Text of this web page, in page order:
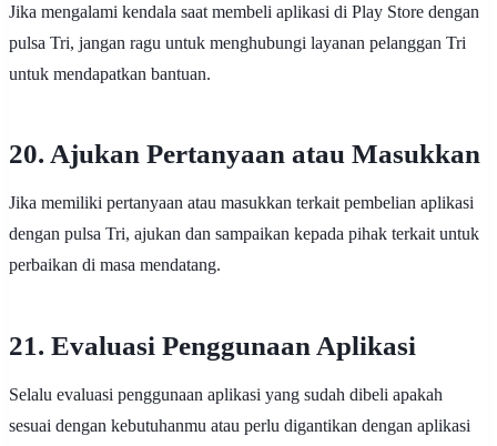
Jika mengalami kendala saat membeli aplikasi di Play Store dengan
pulsa Tri, jangan ragu untuk menghubungi layanan pelanggan Tri
untuk mendapatkan bantuan.
20. Ajukan Pertanyaan atau Masukkan
Jika memiliki pertanyaan atau masukkan terkait pembelian aplikasi
dengan pulsa Tri, ajukan dan sampaikan kepada pihak terkait untuk
perbaikan di masa mendatang.
21. Evaluasi Penggunaan Aplikasi
Selalu evaluasi penggunaan aplikasi yang sudah dibeli apakah
sesuai dengan kebutuhanmu atau perlu digantikan dengan aplikasi